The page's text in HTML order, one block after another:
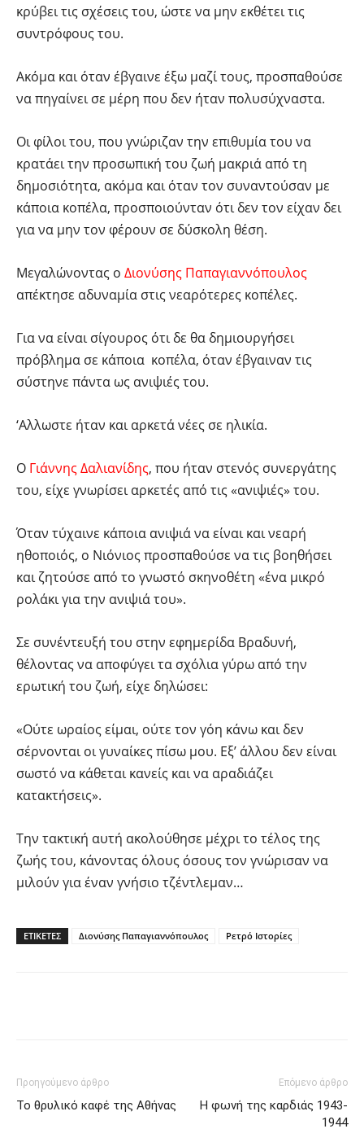
κρύβει τις σχέσεις του, ώστε να μην εκθέτει τις
συντρόφους του.
Ακόμα και όταν έβγαινε έξω μαζί τους, προσπαθούσε
να πηγαίνει σε μέρη που δεν ήταν πολυσύχναστα.
Οι φίλοι του, που γνώριζαν την επιθυμία του να
κρατάει την προσωπική του ζωή μακριά από τη
δημοσιότητα, ακόμα και όταν τον συναντούσαν με
κάποια κοπέλα, προσποιούνταν ότι δεν τον είχαν δει
για να μην τον φέρουν σε δύσκολη θέση.
Μεγαλώνοντας ο Διονύσης Παπαγιαννόπουλος
απέκτησε αδυναμία στις νεαρότερες κοπέλες.
Για να είναι σίγουρος ότι δε θα δημιουργήσει
πρόβλημα σε κάποια κοπέλα, όταν έβγαιναν τις
σύστηνε πάντα ως ανιψιές του.
‘Αλλωστε ήταν και αρκετά νέες σε ηλικία.
Ο Γιάννης Δαλιανίδης, που ήταν στενός συνεργάτης
του, είχε γνωρίσει αρκετές από τις «ανιψιές» του.
Όταν τύχαινε κάποια ανιψιά να είναι και νεαρή
ηθοποιός, ο Νιόνιος προσπαθούσε να τις βοηθήσει
και ζητούσε από το γνωστό σκηνοθέτη «ένα μικρό
ρολάκι για την ανιψιά του».
Σε συνέντευξή του στην εφημερίδα Βραδυνή,
θέλοντας να αποφύγει τα σχόλια γύρω από την
ερωτική του ζωή, είχε δηλώσει:
«Ούτε ωραίος είμαι, ούτε τον γόη κάνω και δεν
σέρνονται οι γυναίκες πίσω μου. Εξ’ άλλου δεν είναι
σωστό να κάθεται κανείς και να αραδιάζει
κατακτήσεις».
Την τακτική αυτή ακολούθησε μέχρι το τέλος της
ζωής του, κάνοντας όλους όσους τον γνώρισαν να
μιλούν για έναν γνήσιο τζέντλεμαν…
ΕΤΙΚΕΤΕΣ Διονύσης Παπαγιαννόπουλος Ρετρό Ιστορίες
Προηγούμενο άρθρο
Το θρυλικό καφέ της Αθήνας
Επόμενο άρθρο
Η φωνή της καρδιάς 1943-
1944